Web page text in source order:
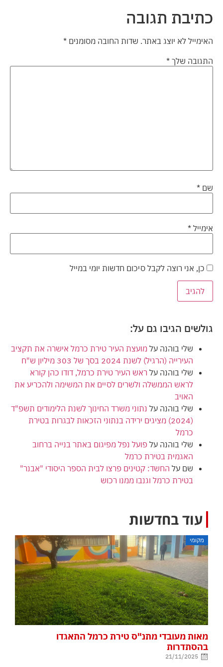
כתיבת תגובה
האימייל לא יוצג באתר. שדות החובה מסומנים *
התגובה שלך *
שם *
אימייל *
כן, אני רוצה לקבל סיכום חדשות יומי במייל
גולשים הגיבו גם על:
שלי בוהנה על מועצת העיר טירת כרמל אישרה את תקציב
העירייה (הרגיל) לשנת 2024 בסך של 303 מיליון ש"ח
שלי בוהנה על ראש העיר טירת כרמל, דודו כהן קורא
לראש הממשלה ולשרים לסיים את המשימה ולהכריע את
האויב
שלי בוהנה על נתוני משרד החינוך לשנת הלימודים תשפ"ד
(2024) מציגים ירידה בנתוני הזכאות לבגרות בטירת
כרמל
שלי בוהנה על פועל נפל מפיגום באתר בנייה ברחוב
האגמית בטירת כרמל
שם על החשד: קטינים פרצו לבית הספר היסודי "אבנר"
בטירת כרמל וגנבו ממנו רכוש
עוד בחדשות
מקומי
מאות מעובדי מתנ"ס טירת כרמל התאגדו
בהסתדרות
21/11/2025